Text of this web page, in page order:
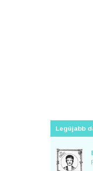
Legújabb